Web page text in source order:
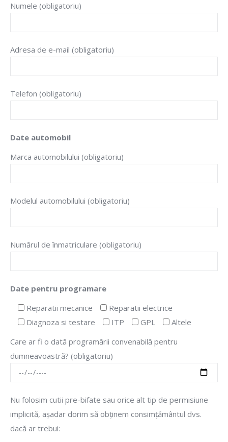
Numele (obligatoriu)
Adresa de e-mail (obligatoriu)
Telefon (obligatoriu)
Date automobil
Marca automobilului (obligatoriu)
Modelul automobilului (obligatoriu)
Numărul de înmatriculare (obligatoriu)
Date pentru programare
Reparatii mecanice
Reparatii electrice
Diagnoza si testare
ITP GPL
Altele
Care ar fi o dată programării convenabilă pentru
dumneavoastră? (obligatoriu)
Nu folosim cutii pre-bifate sau orice alt tip de permisiune
implicită, așadar dorim să obținem consimțământul dvs.
dacă ar trebui: